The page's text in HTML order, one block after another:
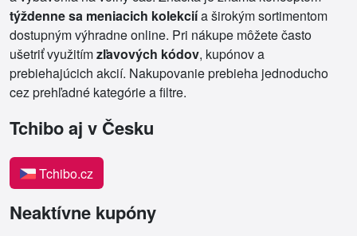
týždenne sa meniacich kolekciía širokým sortimentom
dostupným výhradne online. Pri nákupe môžete často
ušetriť využitímzľavových kódov, kupónov a
prebiehajúcich akcií. Nakupovanie prebieha jednoducho
cez prehľadné kategórie a filtre.
Tchibo aj v Česku
Tchibo.cz
Neaktívne kupóny